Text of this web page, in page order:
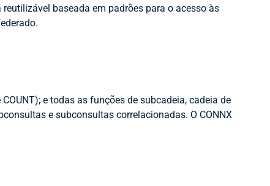
baseada em padrões para o acesso às
e todas as funções de subcadeia, cadeia de
e subconsultas correlacionadas. O CONNX